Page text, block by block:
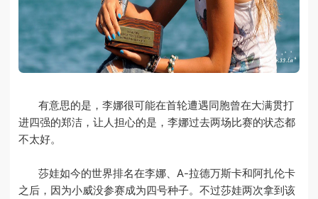
有意思的是，李娜很可能在首轮遭遇同胞曾在大满贯打
进四强的郑洁，让人担心的是，李娜过去两场比赛的状态都
不太好。
莎娃如今的世界排名在李娜、A-拉德万斯卡和阿扎伦卡
之后，因为小威没参赛成为四号种子。不过莎娃两次拿到该